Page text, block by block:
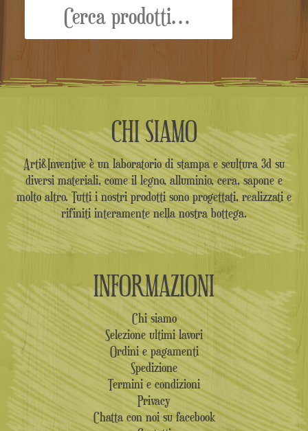
CHI SIAMO
Arti&Inventive è un laboratorio di stampa e scultura 3d su
diversi materiali, come il legno, alluminio, cera, sapone e
molto altro. Tutti i nostri prodotti sono progettati, realizzati e
rifiniti interamente nella nostra bottega.
INFORMAZIONI
Chi siamo
Selezione ultimi lavori
Ordini e pagamenti
Spedizione
Termini e condizioni
Privacy
Chatta con noi su facebook